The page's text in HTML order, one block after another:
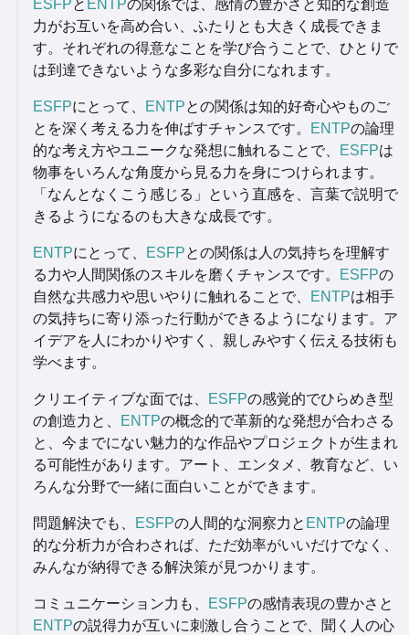
ESFPと ENTPの関係では、感情の豊かさと知的な創造
力がお互いを高め合い、ふたりとも大きく成長できま
す。それぞれの得意なことを学び合うことで、ひとりで
は到達できないような多彩な自分になれます。
ESFPにとって、 ENTPとの関係は知的好奇心やものご
とを深く考える力を伸ばすチャンスです。
ENTPの論理
的な考え方やユニークな発想に触れることで、
ESFPは
物事をいろんな角度から見る力を身につけられます。
「なんとなくこう感じる」という直感を、言葉で説明で
きるようになるのも大きな成長です。
ENTPにとって、 ESFPとの関係は人の気持ちを理解す
る力や人間関係のスキルを磨くチャンスです。
ESFPの
自然な共感力や思いやりに触れることで、
ENTPは相手
の気持ちに寄り添った行動ができるようになります。ア
イデアを人にわかりやすく、親しみやすく伝える技術も
学べます。
クリエイティブな面では、 ESFPの感覚的でひらめき型
の創造力と、
ENTPの概念的で革新的な発想が合わさる
と、今までにない魅力的な作品やプロジェクトが生まれ
る可能性があります。アート、エンタメ、教育など、い
ろんな分野で一緒に面白いことができます。
問題解決でも、 ESFPの人間的な洞察力と ENTPの論理
的な分析力が合わされば、ただ効率がいいだけでなく、
みんなが納得できる解決策が見つかります。
コミュニケーション力も、 ESFPの感情表現の豊かさと
ENTPの説得力が互いに刺激し合うことで、聞く人の心